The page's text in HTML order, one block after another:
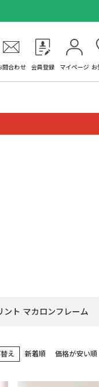
問合わせ 会員登録 マイページ お
ント マカロンフレーム
え 新着順 価格が安い順